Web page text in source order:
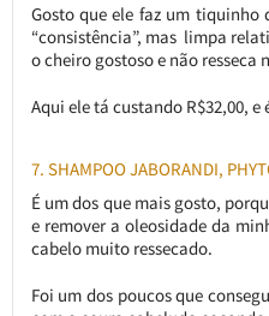
Gosto que ele faz um tiquinho
“consistência”, mas limpa
o cheiro gostoso e não resseca
Aqui ele tá custando R$32,00,
7. SHAMPOO JABORANDI,
É um dos que mais gosto,
e remover a oleosidade da
cabelo muito ressecado.
Foi um dos poucos que